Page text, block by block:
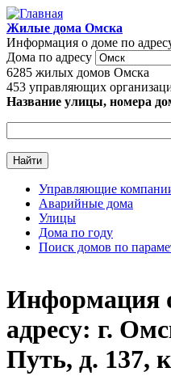
Перейти к основному
Жилые дома Омска
Информация о доме по
Дома по адресу
6285 жилых домов Омска
453 управляющих
Название улицы, номера
Главное меню
Управляющие
Аварийные дома
Улицы
Дома по году
Поиск домов по
Информация
адресу: г.
Путь, д. 137,